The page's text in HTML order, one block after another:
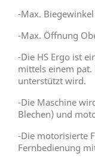
-Max. Biegewinkel
-Max. Öffnung
-Die HS Ergo ist
mittels einem
unterstützt wird.
-Die Maschine
Blechen) und
-Die motorisierte
Fernbedienung